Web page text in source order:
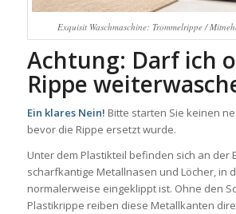
Exquisit Waschmaschine: Trommelrippe /
Achtung: Darf ich
Rippe
Ein klares Nein! Bitte starten Sie keinen
bevor die Rippe ersetzt wurde.
Unter dem Plastikteil befinden sich an der
scharfkantige Metallnasen und Löcher, in
normalerweise eingeklippt ist. Ohne den
Plastikrippe reiben diese Metallkanten